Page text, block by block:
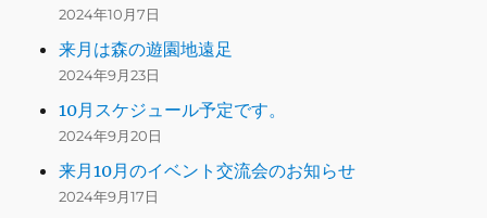
2024年10月7日
来月は森の遊園地遠足
2024年9月23日
10月スケジュール予定です。
2024年9月20日
来月10月のイベント交流会のお知らせ
2024年9月17日